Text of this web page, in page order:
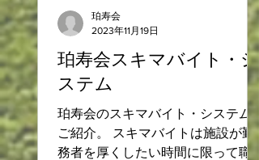
珀寿会スキマバイト・シ
ステム
珀寿会のスキマバイト・システムの
ご紹介。 スキマバイトは施設が勤
務者を厚くしたい時間に限って職員
珀寿会
2023年11月19日